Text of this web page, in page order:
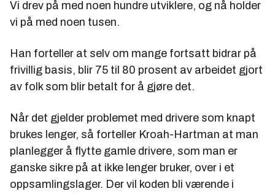
Vi drev på med noen hundre utviklere, og nå holder
vi på med noen tusen.
Han forteller at selv om mange fortsatt bidrar på
frivillig basis, blir 75 til 80 prosent av arbeidet gjort
av folk som blir betalt for å gjøre det.
Når det gjelder problemet med drivere som knapt
brukes lenger, så forteller Kroah-Hartman at man
planlegger å flytte gamle drivere, som man er
ganske sikre på at ikke lenger bruker, over i et
oppsamlingslager. Der vil koden bli værende i